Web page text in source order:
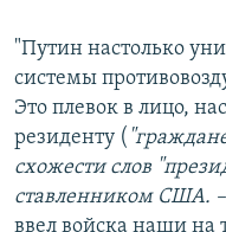
"Путин настолько
системы
Это плевок в лицо,
резиденту (
схожести слов
ставленником США.
ввел войска наши